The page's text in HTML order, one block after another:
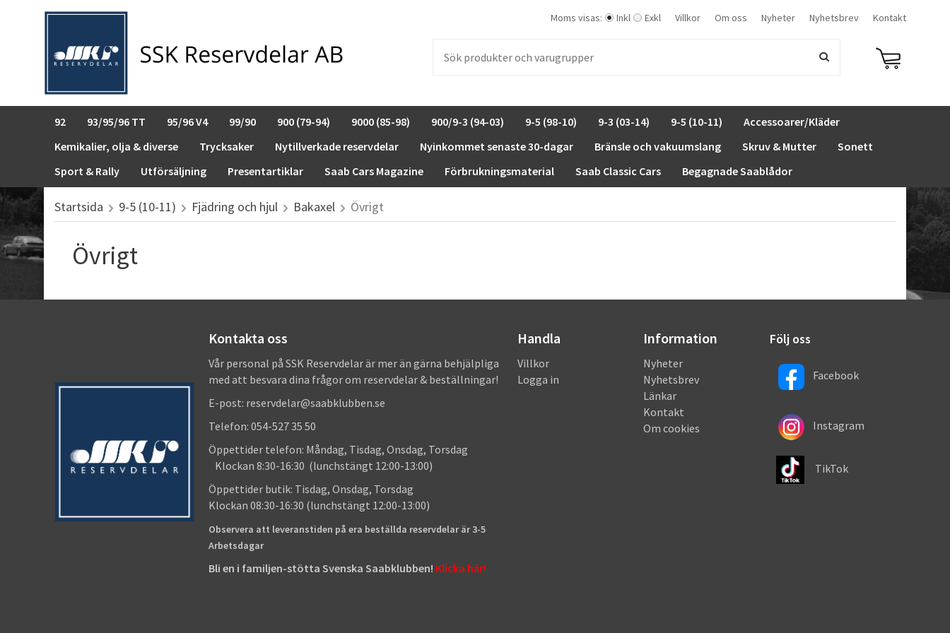
Moms visas: Inkl Exkl Villkor Om oss Nyheter Nyhetsbrev Kontakt
92 93/95/96 TT 95/96 V4 99/90 900 (79-94) 9000 (85-98) 900/9-3 (94-03) 9-5 (98-10) 9-3 (03-14) 9-5 (10-11)
Accessoarer/Kläder
Kemikalier, olja & diverse
Trycksaker Nytillverkade reservdelar Nyinkommet senaste 30-dagar Bränsle och vakuumslang Skruv & Mutter
Sonett
Sport & Rally
Utförsäljning Presentartiklar Saab Cars Magazine Förbrukningsmaterial Saab Classic Cars Begagnade Saablådor
Startsida 9-5 (10-11) Fjädring och hjul Bakaxel Övrigt
Övrigt
Kontakta oss
Vår personal på SSK Reservdelar är mer än gärna behjälpliga
med att besvara dina frågor om reservdelar & beställningar!
E-post: reservdelar@saabklubben.se
Telefon: 054-527 35 50
Öppettider telefon: Måndag, Tisdag, Onsdag, Torsdag
Klockan 8:30-16:30 (lunchstängt 12:00-13:00)
Öppettider butik: Tisdag, Onsdag, Torsdag
Klockan 08:30-16:30 (lunchstängt 12:00-13:00)
Observera att leveranstiden på era beställda reservdelar är 3-5
Arbetsdagar
Bli en i familjen-stötta Svenska Saabklubben! Klicka här!
Handla
Villkor
Logga in
Information
Nyheter
Nyhetsbrev
Länkar
Kontakt
Om cookies
Följ oss
Facebook
Instagram
TikTok